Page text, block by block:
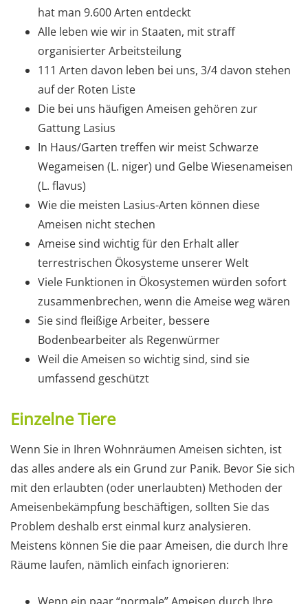
hat man 9.600 Arten entdeckt
Alle leben wie wir in Staaten, mit straff
organisierter Arbeitsteilung
111 Arten davon leben bei uns, 3/4 davon stehen
auf der Roten Liste
Die bei uns häufigen Ameisen gehören zur
Gattung Lasius
In Haus/Garten treffen wir meist Schwarze
Wegameisen (L. niger) und Gelbe Wiesenameisen
(L. flavus)
Wie die meisten Lasius-Arten können diese
Ameisen nicht stechen
Ameise sind wichtig für den Erhalt aller
terrestrischen Ökosysteme unserer Welt
Viele Funktionen in Ökosystemen würden sofort
zusammenbrechen, wenn die Ameise weg wären
Sie sind fleißige Arbeiter, bessere
Bodenbearbeiter als Regenwürmer
Weil die Ameisen so wichtig sind, sind sie
umfassend geschützt
Einzelne Tiere
Wenn Sie in Ihren Wohnräumen Ameisen sichten, ist
das alles andere als ein Grund zur Panik. Bevor Sie sich
mit den erlaubten (oder unerlaubten) Methoden der
Ameisenbekämpfung beschäftigen, sollten Sie das
Problem deshalb erst einmal kurz analysieren.
Meistens können Sie die paar Ameisen, die durch Ihre
Räume laufen, nämlich einfach ignorieren: